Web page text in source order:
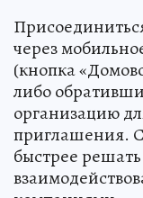
через
(кнопка
либо
организацию
приглашения.
быстрее